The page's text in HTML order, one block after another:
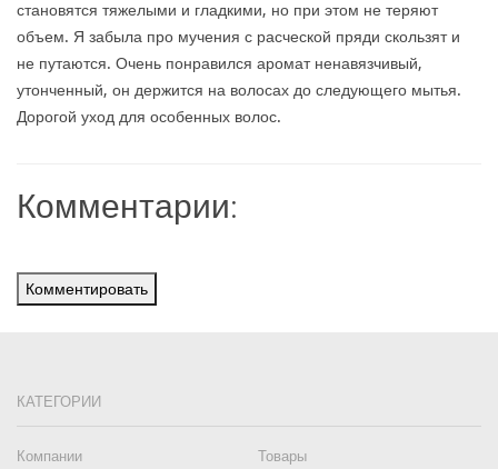
становятся тяжелыми и гладкими, но при этом не теряют
объем. Я забыла про мучения с расческой пряди скользят и
не путаются. Очень понравился аромат ненавязчивый,
утонченный, он держится на волосах до следующего мытья.
Дорогой уход для особенных волос.
Комментарии:
Комментировать
КАТЕГОРИИ
Компании
Товары